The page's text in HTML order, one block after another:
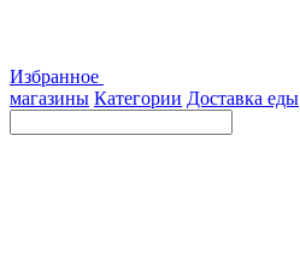
Избранное
магазины Категории Доставка еды